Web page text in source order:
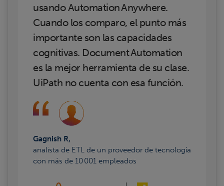
usando Automation Anywhere.
Cuando los comparo, el punto más
importante son las capacidades
cognitivas. Document Automation
es la mejor herramienta de su clase.
UiPath no cuenta con esa función.
Gagnish R,
analista de ETL de un proveedor de tecnología
con más de 10 001 empleados